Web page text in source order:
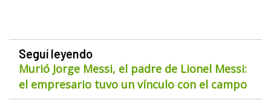
Seguí leyendo
Murió Jorge Messi, el padre de Lionel Messi:
el empresario tuvo un vínculo con el campo